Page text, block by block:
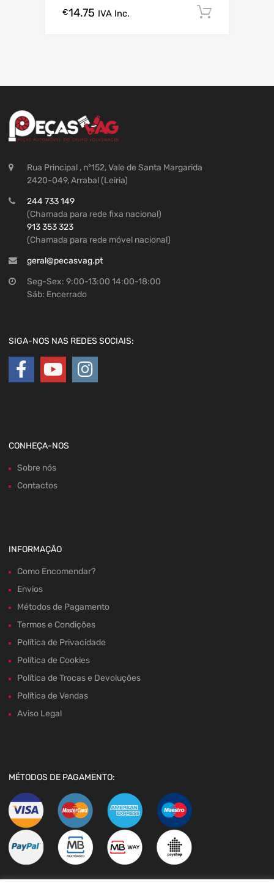
€14.75 IVA Inc.
Rua Principal , nº152, Vale de Santa Margarida
2420-049, Arrabal (Leiria)
244 733 149
(Chamada para rede fixa nacional)
913 353 323
(Chamada para rede móvel nacional)
geral@pecasvag.pt
Seg-Sex: 9:00-13:00 14:00-18:00
Sáb: Encerrado
SIGA-NOS NAS REDES SOCIAIS:
CONHEÇA-NOS
Sobre nós
Contactos
INFORMAÇÃO
Como Encomendar?
Envios
Métodos de Pagamento
Termos e Condições
Política de Privacidade
Política de Cookies
Política de Trocas e Devoluções
Política de Vendas
Aviso Legal
MÉTODOS DE PAGAMENTO: